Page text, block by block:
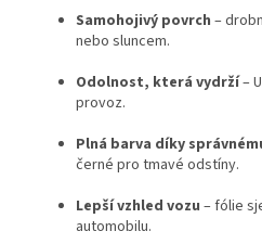
Samohojivý povrch –
nebo sluncem.
Odolnost, která vydrží–
provoz.
Plná barva díky
černé pro tmavé odstíny.
Lepší vzhled vozu – fólie
automobilu.